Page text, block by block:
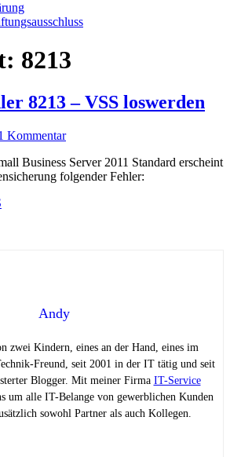
8213
8213 – VSS loswerden
Kommentar
Business Server 2011 Standard erscheint
folgender Fehler:
Andy
zwei Kindern, eines an der Hand, eines im
Freund, seit 2001 in der IT tätig und seit
Blogger. Mit meiner Firma IT-Service
um alle IT-Belange von gewerblichen Kunden
sowohl Partner als auch Kollegen.